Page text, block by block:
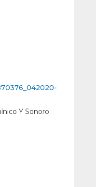
Y Sonoro